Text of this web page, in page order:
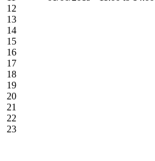
12
13
14
15
16
17
18
19
20
21
22
23